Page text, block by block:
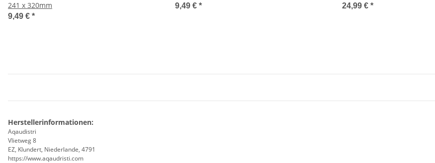
241 x 320mm
9,49 € *
9,49 € * 24,99 € *
Herstellerinformationen:
Aqaudistri
Vlietweg 8
EZ, Klundert, Niederlande, 4791
https://www.aqaudristi.com